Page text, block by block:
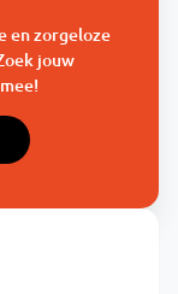
en zorgeloze
jouw